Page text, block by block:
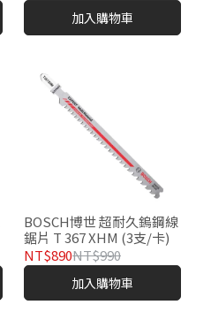
加入購物車
BOSCH博世 超耐久鎢鋼線
鋸片 T 367 XHM (3支/卡)
NT$890NT$990
加入購物車